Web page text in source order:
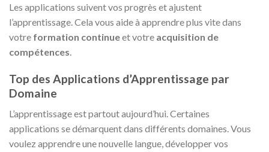
Les applications suivent vos progrès et ajustent
l’apprentissage. Cela vous aide à apprendre plus vite dans
votre formation continueet votre acquisition de
compétences
Top des Applications d’Apprentissage par
Domaine
L’apprentissage est partout aujourd’hui. Certaines
applications se démarquent dans différents domaines. Vous
voulez apprendre une nouvelle langue, développer vos